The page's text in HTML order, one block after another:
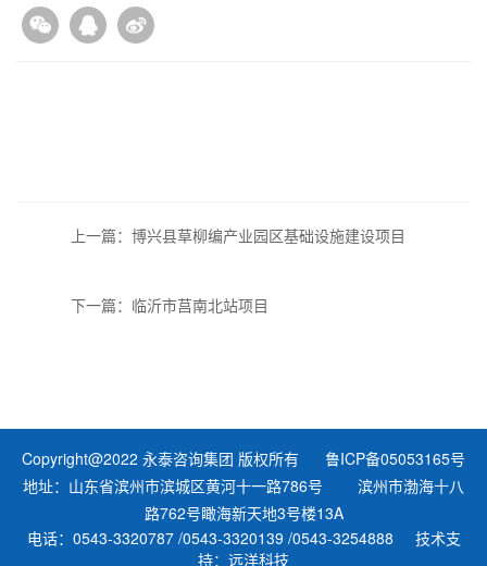
上一篇：博兴县草柳编产业园区基础设施建设项目
下一篇：临沂市莒南北站项目
Copyright@2022 永泰咨询集团 版权所有 鲁ICP备05053165号
地址：山东省滨州市滨城区黄河十一路786号 滨州市渤海十八
路762号瞰海新天地3号楼13A
电话：0543-3320787 /0543-3320139 /0543-3254888 技术支
持：远洋科技